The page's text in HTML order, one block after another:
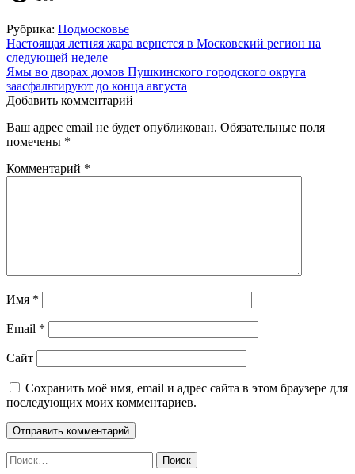
Рубрика: Подмосковье
Навигация
по
записям
Настоящая летняя жара вернется в Московский регион на
следующей неделе
Ямы во дворах домов Пушкинского городского округа
заасфальтируют до конца августа
Добавить комментарий
Ваш адрес email не будет опубликован. Обязательные поля
помечены *
Комментарий *
Имя *
Email *
Сайт
Сохранить моё имя, email и адрес сайта в этом браузере для
последующих моих комментариев.
Найти: